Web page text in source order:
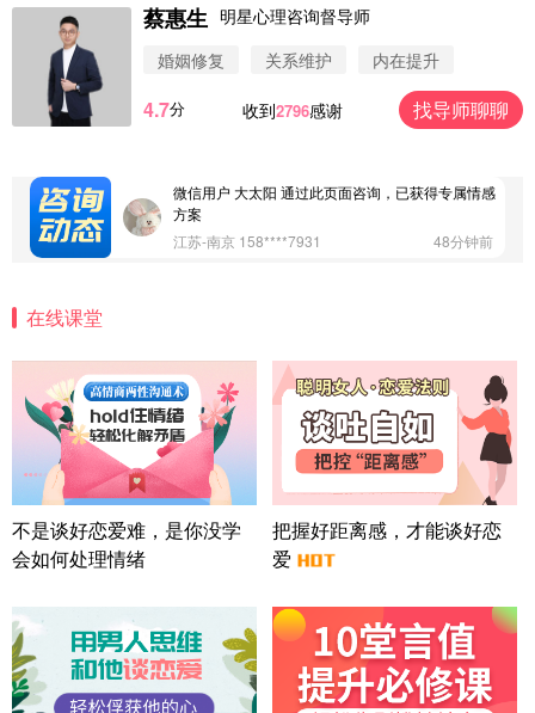
蔡惠生 明星心理咨询督导师
婚姻修复
关系维护 内在提升
4.7分 收到2796感谢 找导师聊聊
微信用户 圆圈 通过此页面咨询，已获得专属情感方
案
微信用户 Vnno 通过此页面咨询，已获得专属情感方
微信用户 大太阳 通过此页面咨询，已获得专属情感
方案
江苏-南京 158****7931
48分钟前
情感方案
北京-朝阳 151****3189
22分钟前
微信用户 巧?媚儿 通过此页面咨询，已获得专属情感
方案
上海-浦东 177****9074
56分钟前
微信用户 Liberty 通过此页面咨询，已获得专属情感
方案
广东-广州 188****5632
湖北-武汉 135****7410
41分钟前
微信用户 困困魚? 通过此页面咨询，已获得专属情感
方案
在线课堂
不是谈好恋爱难，是你没学
会如何处理情绪
把握好距离感，才能谈好恋
爱